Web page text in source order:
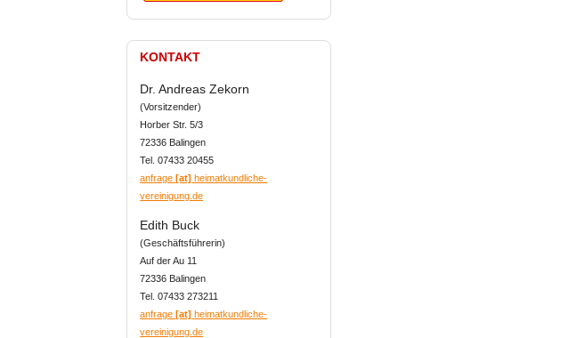
KONTAKT
Dr. Andreas Zekorn
(Vorsitzender)
Horber Str. 5/3
72336 Balingen
Tel. 07433 20455
anfrage [at]heimatkundliche-
vereinigung.de
Edith Buck
(Geschäftsführerin)
Auf der Au 11
72336 Balingen
Tel. 07433 273211
anfrage [at]heimatkundliche-
vereinigung.de